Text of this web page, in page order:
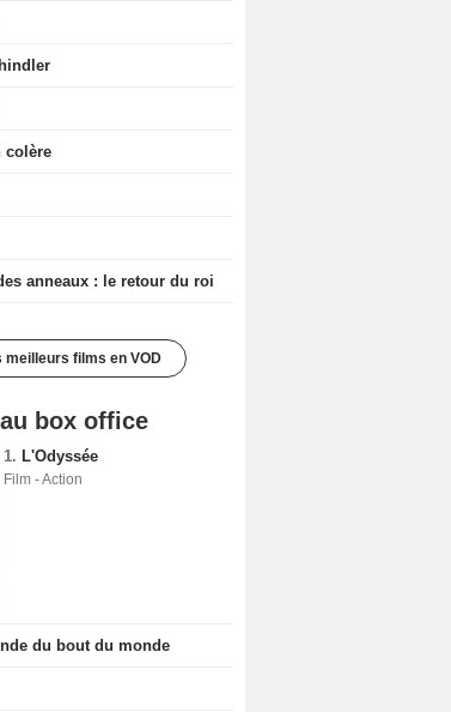
colère
anneaux : le retour du roi
meilleurs films en VOD
box office
1. L'Odyssée
Film - Action
du bout du monde